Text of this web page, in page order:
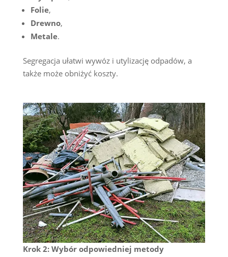
Folie,
Drewno,
Metale.
Segregacja ułatwi wywóz i utylizację odpadów, a
także może obniżyć koszty.
Krok 2: Wybór odpowiedniej metody